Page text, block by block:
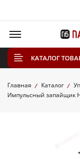
КАТАЛОГ
Главная Каталог
Импульсный запайщик